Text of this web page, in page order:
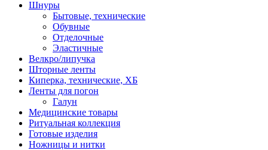
Шнуры
Бытовые, технические
Обувные
Отделочные
Эластичные
Велкро/липучка
Шторные ленты
Киперка, технические, ХБ
Ленты для погон
Галун
Медицинские товары
Ритуальная коллекция
Готовые изделия
Ножницы и нитки